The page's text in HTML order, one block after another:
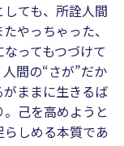
ても、所詮人間
やっちゃった、
ってもつづけて
間の“さが”だか
ままに生きるば
己を高めようと
しめる本質であ